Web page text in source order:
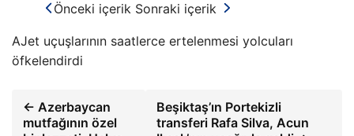
Önceki içerik Sonraki içerik
AJet uçuşlarının saatlerce ertelenmesi yolcuları
öfkelendirdi
← Azerbaycan
mutfağının özel
Beşiktaş’ın Portekizli
transferi Rafa Silva, Acun